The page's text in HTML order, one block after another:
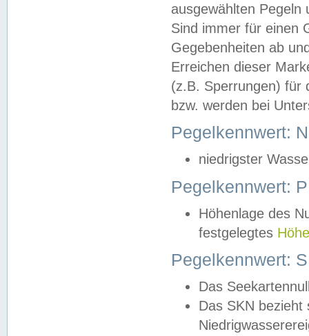
ausgewählten
Sind immer für einen
Gegebenheiten ab
Erreichen dieser
(z.B. Sperrungen) für
bzw. werden bei
Pegelkennwert:
niedrigster
Pegelkennwert:
Höhenlage des
festgelegtes
Pegelkennwert:
Das
Das SKN